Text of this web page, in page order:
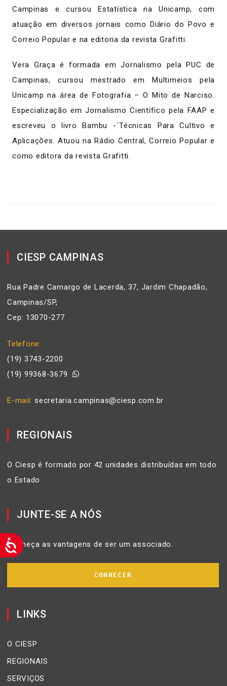
Campinas e cursou Estatística na Unicamp, com
atuação em diversos jornais como Diário do Povo e
Correio Popular e na editoria da revista Grafitti.
Vera Graça é formada em Jornalismo pela PUC de
Campinas, cursou mestrado em Multimeios pela
Unicamp na área de Fotografia – O Mito de Narciso.
Especialização em Jornalismo Científico pela FAAP e
escreveu o livro Bambu -´Técnicas Para Cultivo e
Aplicações. Atuou na Rádio Central, Correio Popular e
como editora da revista Grafitti.
CIESP CAMPINAS
Rua Padre Camargo de Lacerda, 37, Jardim Chapadão,
Campinas/SP,
Cep: 13070-277
Telefone
(19) 3743-2200
(19) 99368-3679
E-mail secretaria.campinas@ciesp.com.br
REGIONAIS
O Ciesp é formado por 42 unidades distribuídas em todo
o Estado
JUNTE-SE A NÓS
Conheça as vantagens de ser um associado.
CONHECER
LINKS
O CIESP
REGIONAIS
SERVIÇOS